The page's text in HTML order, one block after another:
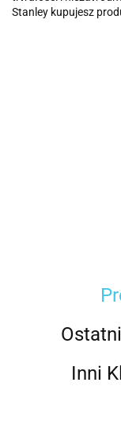
Stanley kupujesz
Inni